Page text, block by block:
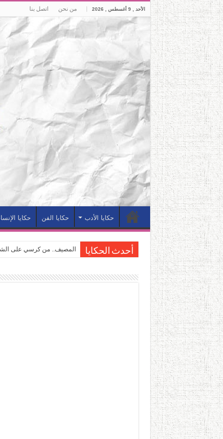
الأحد , 9 أغسطس , 2026 من نحن اتصل بنا
حكايا الأدب حكايا الفن حكايا
أحدث الحكايا المصيف.. من كرسي على
القاهرة «ألف ليلة وليلة»..
حين يتنفس الحجر.. المكان
كيوبيد.. حارس الحب الضائع
«كوم النور».. ريم بسيوني